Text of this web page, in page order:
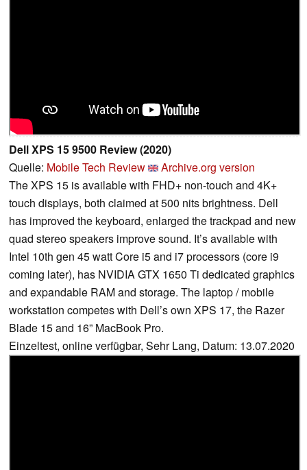
Dell XPS 15 9500 Review (2020)
Quelle: Mobile Tech Review
Archive.org version
The XPS 15 is available with FHD+ non-touch and 4K+
touch displays, both claimed at 500 nits brightness. Dell
has improved the keyboard, enlarged the trackpad and new
quad stereo speakers improve sound. It’s available with
Intel 10th gen 45 watt Core i5 and i7 processors (core i9
coming later), has NVIDIA GTX 1650 Ti dedicated graphics
and expandable RAM and storage. The laptop / mobile
workstation competes with Dell’s own XPS 17, the Razer
Blade 15 and 16” MacBook Pro.
Einzeltest, online verfügbar, Sehr Lang, Datum: 13.07.2020